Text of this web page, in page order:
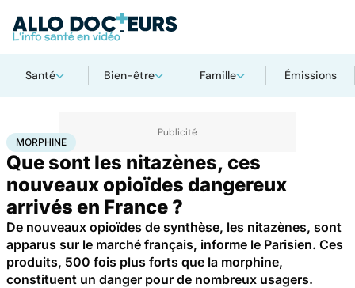
Santé Bien-être Famille Émissions
AccueilSanté Maladies Drogues et addictions
MORPHINE
Que sont les nitazènes, ces
nouveaux opioïdes dangereux
arrivés en France ?
De nouveaux opioïdes de synthèse, les nitazènes, sont
apparus sur le marché français, informe le Parisien. Ces
produits, 500 fois plus forts que la morphine,
constituent un danger pour de nombreux usagers.